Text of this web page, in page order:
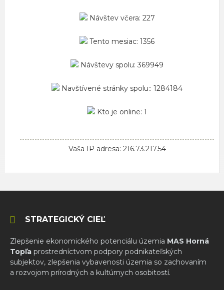
Návštev včera: 227
Tento mesiac: 1356
Návštevy spolu: 369949
Navštívené stránky spolu:: 1284184
Kto je online: 1
Vaša IP adresa: 216.73.217.54
STRATEGICKÝ CIEĽ
Zlepšenie ekonomického potenciálu územia MAS Horná
Topľa prostredníctvom podpory podnikateľských
subjektov, zlepšenia vybavenosti územia so zachovaním
a rozvojom prírodných a kultúrnych osobitostí.